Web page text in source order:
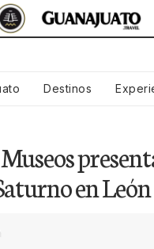
Destinos
en León